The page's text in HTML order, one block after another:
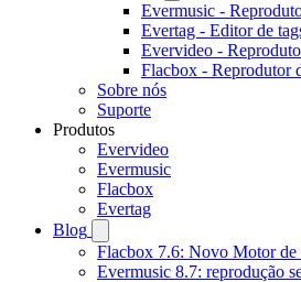
Evermusic -
Evertag - Editor de
Evervideo -
Flacbox - Reprodutor
Sobre nós
Suporte
Produtos
Evervideo
Evermusic
Flacbox
Evertag
Blog
Flacbox 7.6: Novo Motor
Evermusic 8.7: reprodução